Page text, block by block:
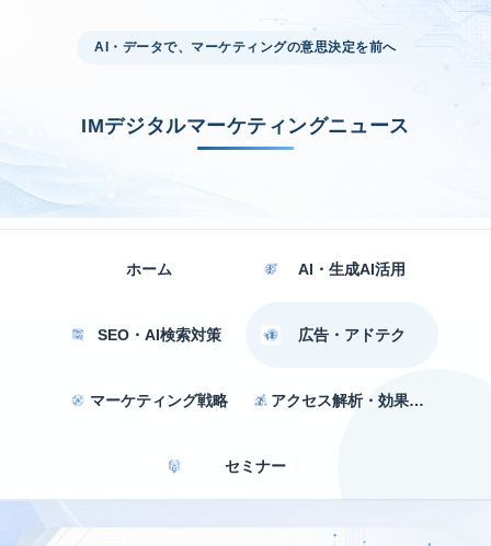
AI・データで、マーケティングの意思決定を前へ
IMデジタルマーケティングニュース
ホーム AI・生成AI活用
SEO・AI検索対策 広告・アドテク
マーケティング戦略 アクセス解析・効果測定
セミナー